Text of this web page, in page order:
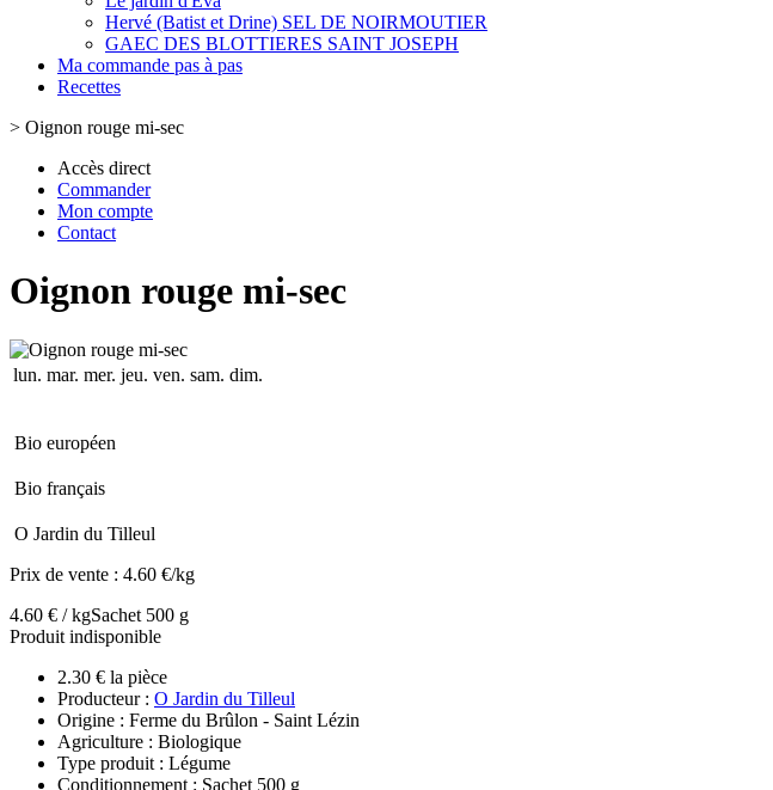
Hervé (Batist et Drine) SEL DE NOIRMOUTIER
GAEC DES BLOTTIERES SAINT JOSEPH
Ma commande pas à pas
Recettes
> Oignon rouge mi-sec
Accès direct
Commander
Mon compte
Contact
Oignon rouge mi-sec
lun. mar. mer. jeu. ven. sam. dim.
Bio européen
Bio français
O Jardin du Tilleul
Prix de vente : 4.60 €/kg
4.60 € / kgSachet 500 g
Produit indisponible
2.30 € la pièce
Producteur : O Jardin du Tilleul
Origine : Ferme du Brûlon - Saint Lézin
Agriculture : Biologique
Type produit : Légume
Conditionnement : Sachet 500 g